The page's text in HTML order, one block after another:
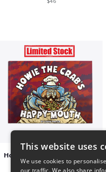
$15
This website uses
We use cookies to
our traffic. We also share